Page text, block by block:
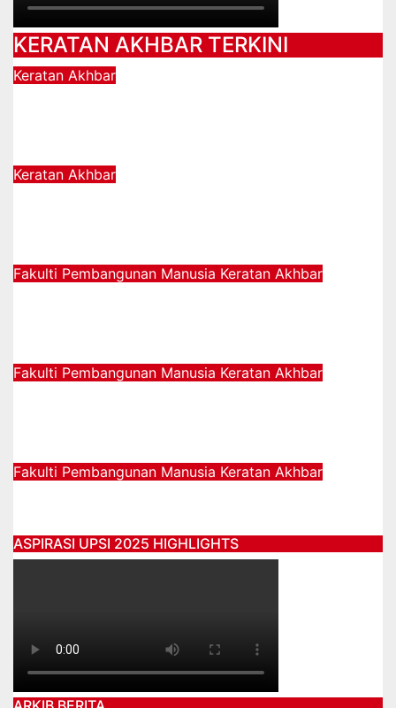
KERATAN AKHBAR TERKINI
Keratan Akhbar
Keratan Akhbar
Fakulti Pembangunan Manusia Keratan Akhbar
Fakulti Pembangunan Manusia Keratan Akhbar
Fakulti Pembangunan Manusia Keratan Akhbar
ASPIRASI UPSI 2025 HIGHLIGHTS